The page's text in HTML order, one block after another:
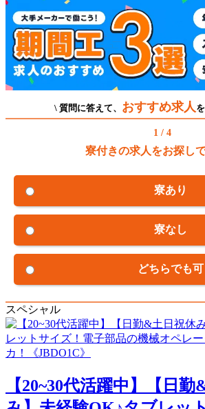
\ 質問に答えて、 おすすめ求人
1 / 4
寮付きの求人をお探し
寮あり
寮なし
どちらでも可
スペシャル
【20~30代活躍中】【日